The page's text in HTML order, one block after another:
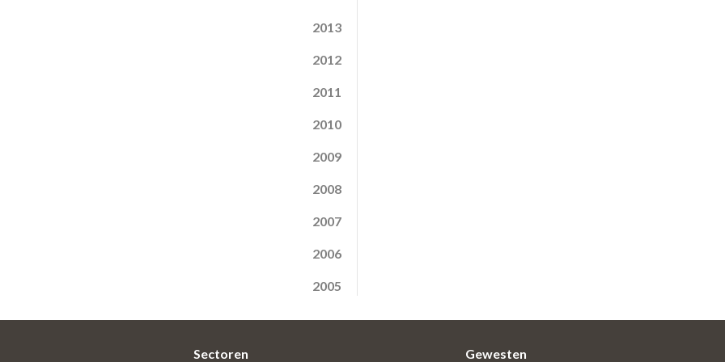
2013
2012
2011
2010
2009
2008
2007
2006
2005
Sectoren Gewesten